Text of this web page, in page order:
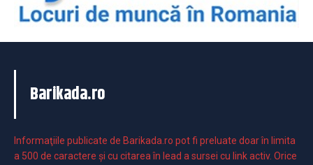
Barikada.ro
Informaţiile publicate de Barikada.ro pot fi preluate doar în limita
a 500 de caractere şi cu citarea în lead a sursei cu link activ. Orice